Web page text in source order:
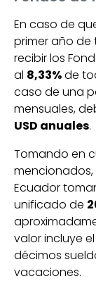
En caso de
primer año
recibir los
al 8,33%de
caso de una
mensuales,
USD anuales.
Tomando en
Ecuador
unificado de
valor incluye
décimos
vacaciones.